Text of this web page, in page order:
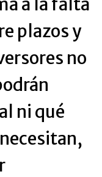
plazos y
no
ni qué